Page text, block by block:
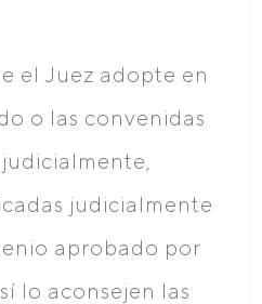
el Juez adopte en
o las convenidas
judicialmente
aprobado por
lo aconsejen las